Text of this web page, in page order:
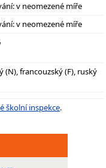
v neomezené míře
v neomezené míře
(N), francouzský (F), ruský
školní inspekce.